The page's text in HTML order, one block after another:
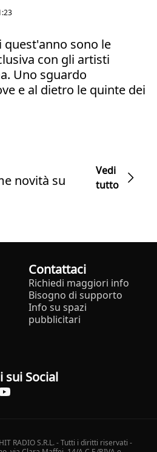
quest'anno sono le
con gli artisti
Uno sguardo
e al dietro le quinte dei
novità su
Vedi
tutto
Contattaci
Richiedi maggiori info
Bisogno di supporto
Info su spazi
pubblicitari
sui Social
RADIO S.R.L. - Tutti i diritti riservati -